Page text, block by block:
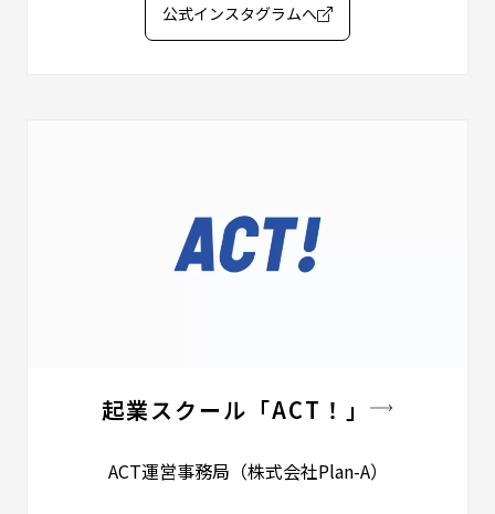
公式インスタグラムへ
起業スクール「ACT！」
ACT運営事務局 （株式会社Plan-A）